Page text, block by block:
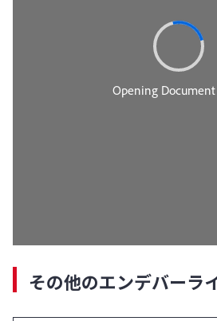
その他のエンデバーラ